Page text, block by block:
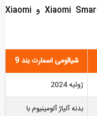
مقایسه مشخصات فنی Xiaomi Smart Band 10 و Xiaomi
شیائومی اسمارت بند 9
ژوئیه 2024
بدنه آلیاژ آلومینیوم با